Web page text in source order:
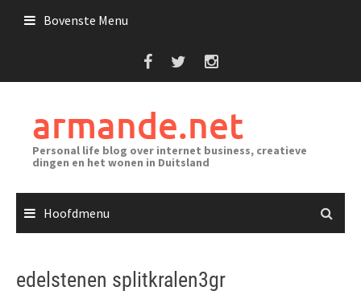
Bovenste Menu
armande.net
Personal life blog over internet business, creatieve
dingen en het wonen in Duitsland
Hoofdmenu
edelstenen splitkralen3gr